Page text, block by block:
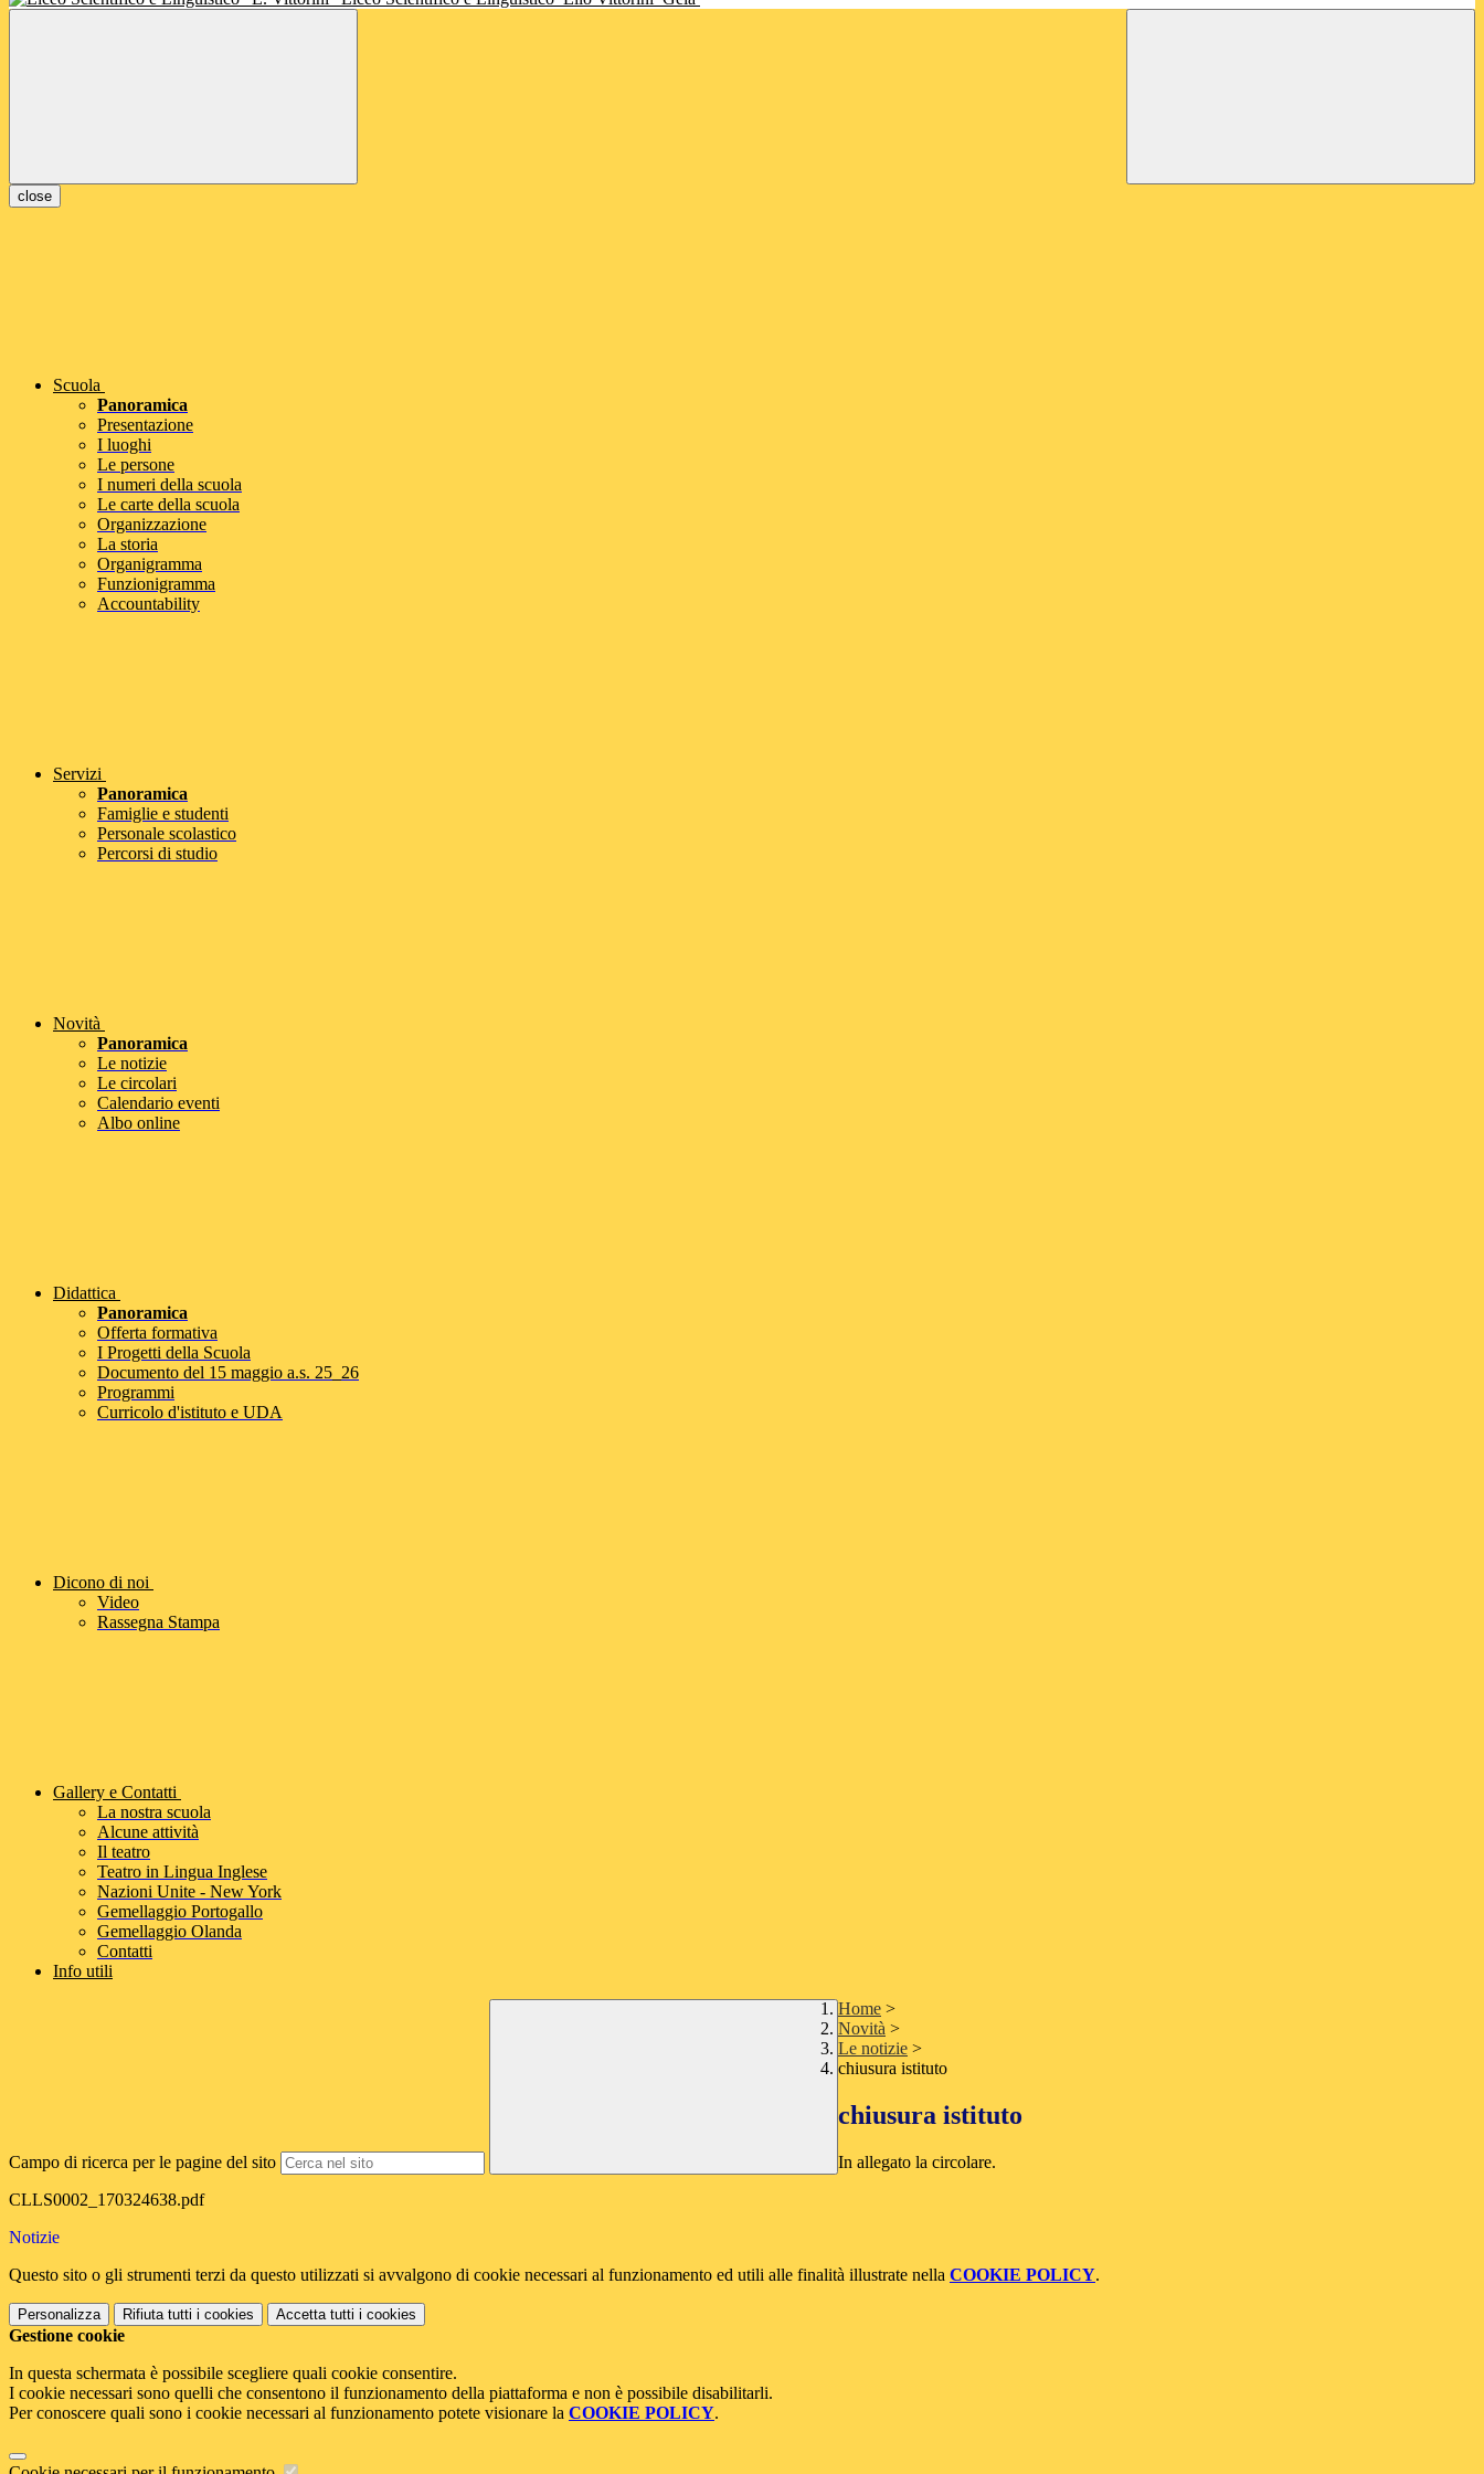
close
Scuola
Panoramica
Presentazione
I luoghi
Le persone
I numeri della scuola
Le carte della scuola
Organizzazione
La storia
Organigramma
Funzionigramma
Accountability
Servizi
Panoramica
Famiglie e studenti
Personale scolastico
Percorsi di studio
Novità
Panoramica
Le notizie
Le circolari
Calendario eventi
Albo online
Didattica
Panoramica
Offerta formativa
I Progetti della Scuola
Documento del 15 maggio a.s. 25_26
Programmi
Curricolo d'istituto e UDA
Dicono di noi
Video
Rassegna Stampa
Gallery e Contatti
La nostra scuola
Alcune attività
Il teatro
Teatro in Lingua Inglese
Nazioni Unite - New York
Gemellaggio Portogallo
Gemellaggio Olanda
Contatti
Info utili
Campo di ricerca per le pagine del sito
Home >
Novità >
Le notizie >
chiusura istituto
chiusura istituto
In allegato la circolare.
CLLS0002_170324638.pdf
Notizie
Questo sito o gli strumenti terzi da questo utilizzati si avvalgono di cookie necessari al funzionamento ed utili alle finalità illustrate nella COOKIE POLICY.
Personalizza Rifiuta tutti i cookies Accetta tutti i cookies
Gestione cookie
In questa schermata è possibile scegliere quali cookie consentire.
I cookie necessari sono quelli che consentono il funzionamento della piattaforma e non è possibile disabilitarli.
Per conoscere quali sono i cookie necessari al funzionamento potete visionare la COOKIE POLICY.